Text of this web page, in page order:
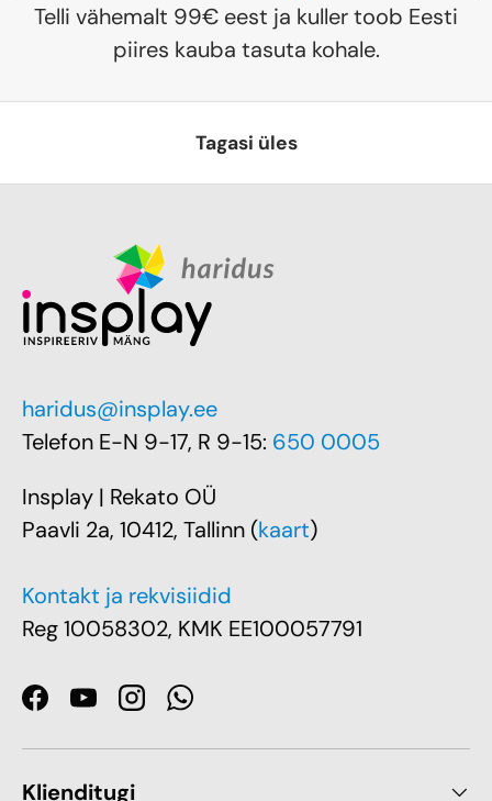
Telli vähemalt 99€ eest ja kuller toob Eesti
piires kauba tasuta kohale.
Tagasi üles
haridus@insplay.ee
Telefon E-N 9-17, R 9-15: 650 0005
Insplay | Rekato OÜ
Paavli 2a, 10412, Tallinn (kaart)
Kontakt ja rekvisiidid
Reg 10058302, KMK EE100057791
Facebook
YouTubeInstagramWhatsApp
Klienditugi